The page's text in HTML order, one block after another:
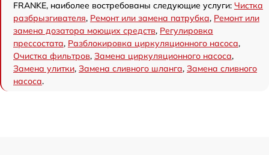
FRANKE, наиболее востребованы следующие услуги: Чистка
разбрызгивателя, Ремонт или замена патрубка, Ремонт или
замена дозатора моющих средств, Регулировка
прессостата, Разблокировка циркуляционного насоса,
Очистка фильтров, Замена циркуляционного насоса,
Замена улитки, Замена сливного шланга, Замена сливного
насоса.